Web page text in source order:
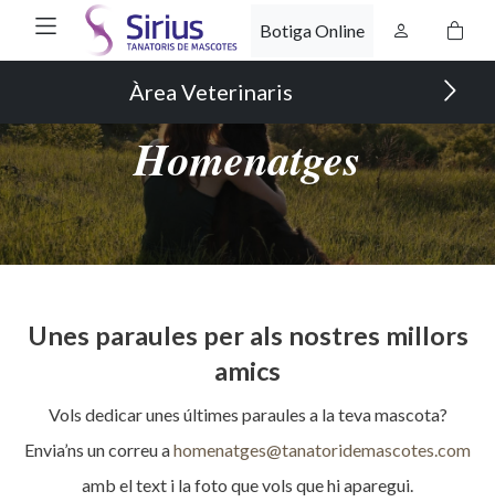
Botiga Online
Àrea Veterinaris
Homenatges
Unes paraules per als nostres millors
amics
Vols dedicar unes últimes paraules a la teva mascota?
Envia’ns un correu ahomenatges@tanatoridemascotes.com
amb el text i la foto que vols que hi aparegui.